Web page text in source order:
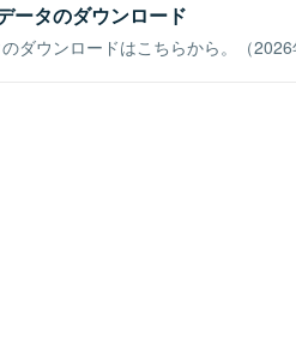
ータのダウンロード
ダウンロードはこちらから。（2026